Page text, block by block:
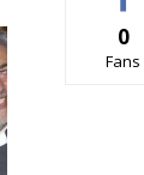
0
Fans